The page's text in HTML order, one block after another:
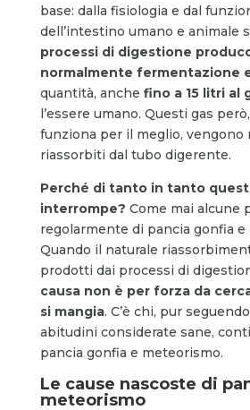
base: dalla fisiologia e dal
dell’intestino umano e animale
processi di digestione
normalmente fermentazione
quantità, anche fino a 15 litri al
l’essere umano. Questi gas
funziona per il meglio, vengono
riassorbiti dal tubo digerente.
Perché di tanto in tanto
interrompe? Come mai alcune
regolarmente di pancia gonfia
Quando il naturale
prodotti dai processi di
causa non è per forza da
si mangia. C’è chi, pur
abitudini considerate sane,
pancia gonfia e meteorismo.
Le cause nascoste di
meteorismo